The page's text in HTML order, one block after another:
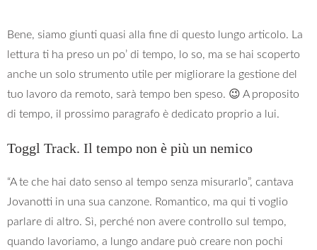
Bene, siamo giunti quasi alla fine di questo lungo articolo. La
lettura ti ha preso un po’ di tempo, lo so, ma se hai scoperto
anche un solo strumento utile per migliorare la gestione del
tuo lavoro da remoto, sarà tempo ben speso. 😉 A proposito
di tempo, il prossimo paragrafo è dedicato proprio a lui.
Toggl Track. Il tempo non è più un nemico
“A te che hai dato senso al tempo senza misurarlo”, cantava
Jovanotti in una sua canzone. Romantico, ma qui ti voglio
parlare di altro. Sì, perché non avere controllo sul tempo,
quando lavoriamo, a lungo andare può creare non pochi